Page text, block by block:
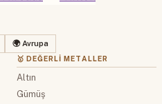
🌍 Avrupa
🥇 DEĞERLI METALLER
Altın
Gümüş